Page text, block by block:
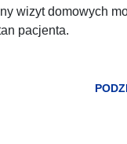
wizyt domowych
pacjenta.